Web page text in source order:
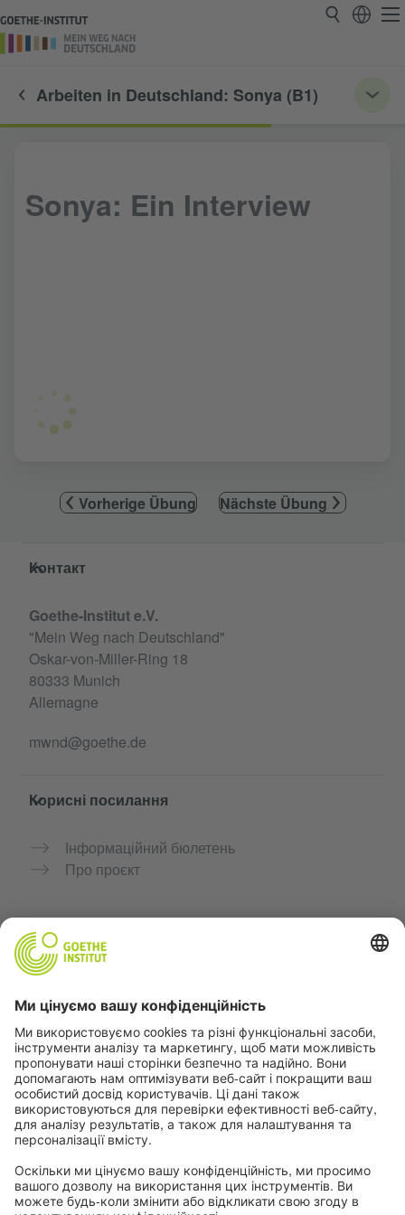
Arbeiten in Deutschland: Sonya (B1)
Sonya: Ein Interview
Vorherige Übung Nächste Übung
Service- und Informationsbereich
Контакт
Goethe-Institut e.V.
"Mein Weg nach Deutschland"
Oskar-von-Miller-Ring 18
80333 Munich
Allemagne
mwnd@goethe.de
Корисні посилання
Інформаційний бюлетень
Про проєкт
Додаткові вебсайти
Community “Deutsch für dich”
Практикуйте німецьку безкоштовно
Курси німецької мови Goethe-Institut
Портал для вчителів «Deutschstunde»
Конфіденційність і доступність
Налаштування конфіденційності
Доступність